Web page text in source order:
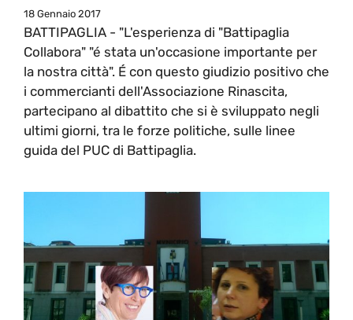
18 Gennaio 2017
BATTIPAGLIA - "L'esperienza di "Battipaglia
Collabora" "é stata un'occasione importante per
la nostra città". É con questo giudizio positivo che
i commercianti dell'Associazione Rinascita,
partecipano al dibattito che si è sviluppato negli
ultimi giorni, tra le forze politiche, sulle linee
guida del PUC di Battipaglia.